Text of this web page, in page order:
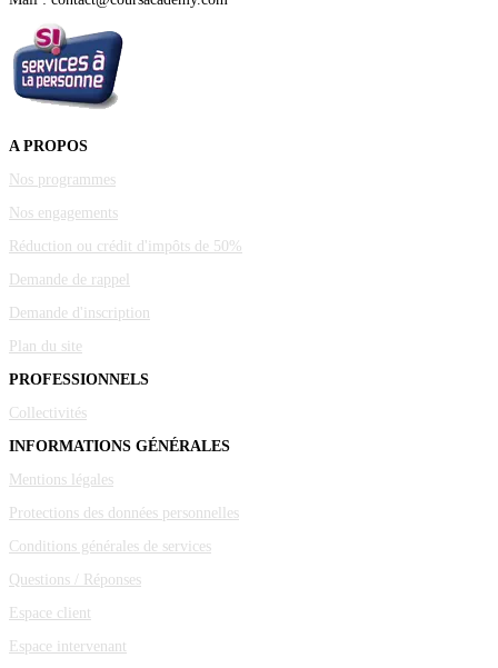
A PROPOS
Nos programmes
Nos engagements
Réduction ou crédit d'impôts de 50%
Demande de rappel
Demande d'inscription
Plan du site
PROFESSIONNELS
Collectivités
INFORMATIONS GÉNÉRALES
Mentions légales
Protections des données personnelles
Conditions générales de services
Questions / Réponses
Espace client
Espace intervenant